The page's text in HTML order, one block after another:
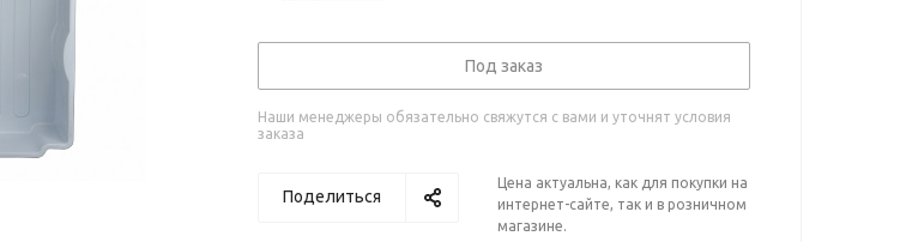
Под заказ
Наши менеджеры обязательно свяжутся с вами и уточнят условия
заказа
Поделиться
Цена актуальна, как для покупки на
интернет-сайте, так и в розничном
магазине.